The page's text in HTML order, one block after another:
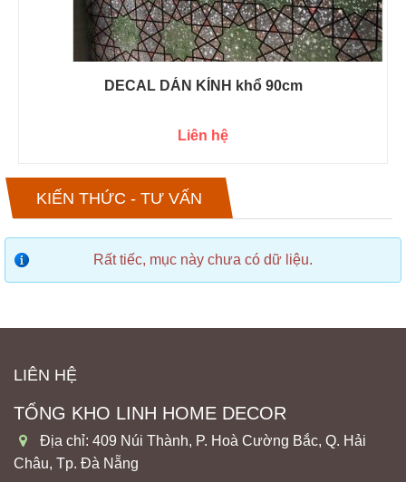
DECAL DÁN KÍNH khổ 90cm
Liên hệ
KIẾN THỨC - TƯ VẤN
Rất tiếc, mục này chưa có dữ liệu.
LIÊN HỆ
TỔNG KHO LINH HOME DECOR
Địa chỉ: 409 Núi Thành, P. Hoà Cường Bắc, Q. Hải
Châu, Tp. Đà Nẵng